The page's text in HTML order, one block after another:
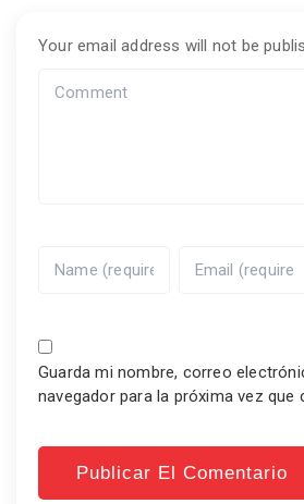
Your email address will not be
Guarda mi nombre, correo
navegador para la próxima vez que